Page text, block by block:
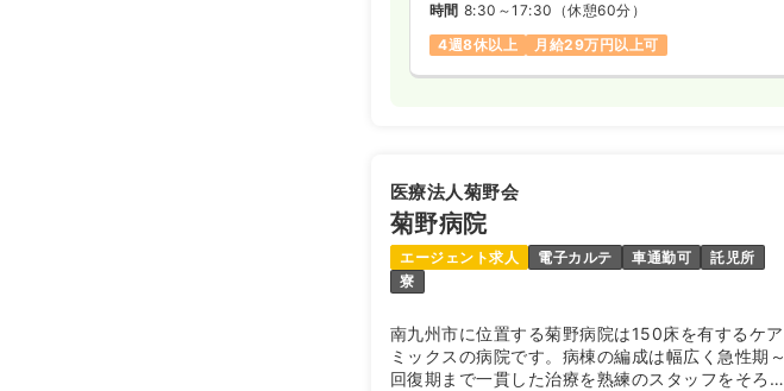
時間 8:30～17:30 （休憩60分）
4週8休以上
月給29万円以上可
医療法人菊野会
菊野病院
エージェント求人 電子カルテ 車通勤可
託児所
寮
南九州市に位置する菊野病院は150床を有するケア
ミックスの病院です。病棟の編成は幅広く急性期～
回復期まで一貫した治療を熟練のスタッフをそろえ